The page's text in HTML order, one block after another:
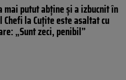
mai putut abține și a izbucnit în
la Cuțite este asaltat cu
„Sunt zeci, penibil”